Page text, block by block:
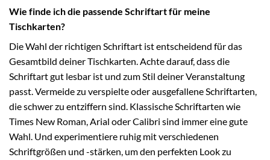
Wie finde ich die passende Schriftart für meine
Tischkarten?
Die Wahl der richtigen Schriftart ist entscheidend für das
Gesamtbild deiner Tischkarten. Achte darauf, dass die
Schriftart gut lesbar ist und zum Stil deiner Veranstaltung
passt. Vermeide zu verspielte oder ausgefallene Schriftarten,
die schwer zu entziffern sind. Klassische Schriftarten wie
Times New Roman, Arial oder Calibri sind immer eine gute
Wahl. Und experimentiere ruhig mit verschiedenen
Schriftgrößen und -stärken, um den perfekten Look zu